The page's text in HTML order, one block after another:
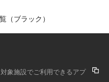
（ブラック）
象施設でご利用できるアプ